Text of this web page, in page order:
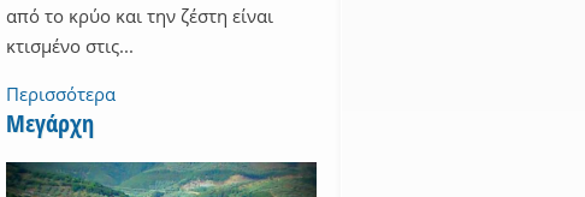
από το κρύο και την ζέστη είναι
κτισμένο στις...
Περισσότερα
Μεγάρχη